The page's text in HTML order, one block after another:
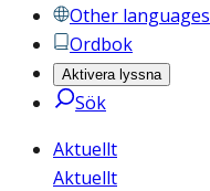
Other languages
Ordbok
Aktivera lyssna
Sök
Aktuellt
Aktuellt